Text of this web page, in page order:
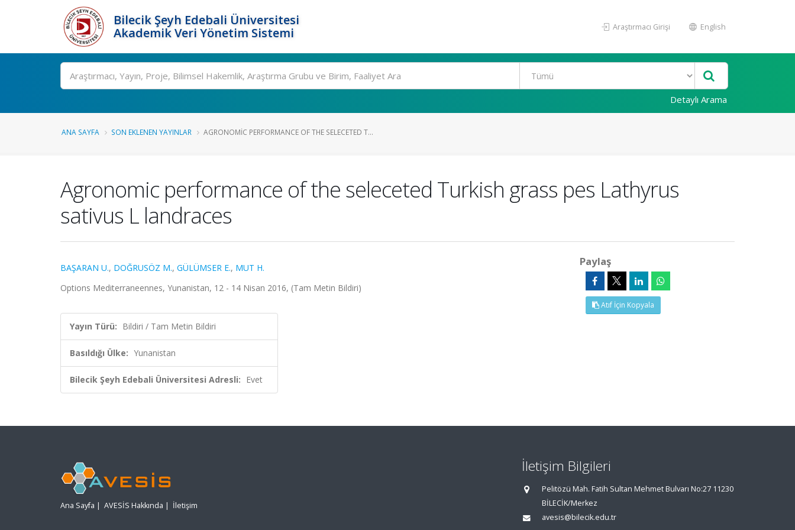
Bilecik Şeyh Edebali Üniversitesi
Akademik Veri Yönetim Sistemi
Araştırmacı Girişi English
Ara
Detaylı Arama
ANA SAYFA SON EKLENEN YAYINLAR AGRONOMIC PERFORMANCE OF THE SELECETED T...
Agronomic performance of the seleceted Turkish grass pes Lathyrus
sativus L landraces
BAŞARAN U., DOĞRUSÖZ M., GÜLÜMSER E., MUT H.
Options Mediterraneennes, Yunanistan, 12 - 14 Nisan 2016, (Tam Metin Bildiri)
Yayın Türü: Bildiri / Tam Metin Bildiri
Basıldığı Ülke: Yunanistan
Bilecik Şeyh Edebali Üniversitesi Adresli: Evet
Paylaş
Atıf İçin Kopyala
Ana Sayfa | AVESİS Hakkında | İletişim
İletişim Bilgileri
Pelitözü Mah. Fatih Sultan Mehmet Bulvarı No:27 11230
BİLECİK/Merkez
avesis@bilecik.edu.tr